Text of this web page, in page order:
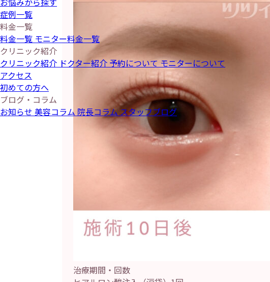
症例一覧
料金一覧
料金一覧 モニター料金一覧
クリニック紹介
クリニック紹介 ドクター紹介 予約についてモニターについて
アクセス
初めての方へ
ブログ・コラム
お知らせ 美容コラム 院長コラム スタッフブログ
治療期間・回数